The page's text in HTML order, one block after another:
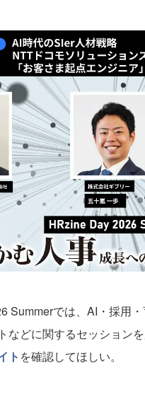
Summerでは、AI・採用
などに関するセッション
ト を確認してほしい。